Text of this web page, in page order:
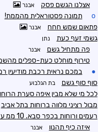
אצלנו הגשם פסק אבנר
o תמונה פסטוראלית מהממת!
פתאום שמש חחח אבנר
גשמי זעף כעת נתן
פה מתחיל גשם אבנר
טירוף מוחלט כעת-ספלים
● במכם נראית רכבת מודיעין
סוף סוף גשם בת הגלבוע
לכל מי שלא מבין איפה סערת
מבול רציני מלווה ברוחות בתל אביב
רעמים ורוחות בכפר סבא. 10 ממ עד כה ונראה שמתחדש בקרוב
איזה כיף תהנוו אבנר